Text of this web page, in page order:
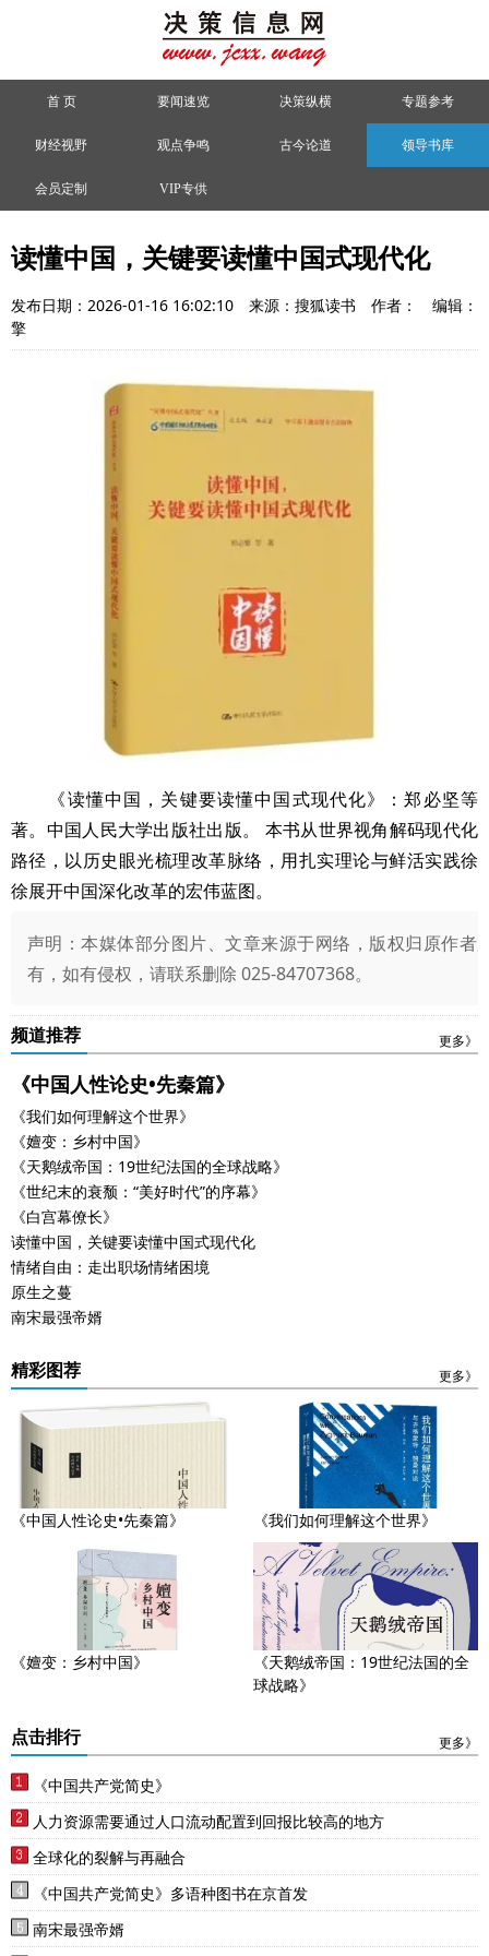
首 页 要闻速览 决策纵横 专题参考
财经视野 观点争鸣 古今论道 领导书库
会员定制 VIP专供
读懂中国，关键要读懂中国式现代化
发布日期：2026-01-16 16:02:10 来源：搜狐读书 作者：
编辑：
擎
《读懂中国，关键要读懂中国式现代化》：郑必坚等
著。中国人民大学出版社出版。 本书从世界视角解码现代化
路径，以历史眼光梳理改革脉络，用扎实理论与鲜活实践徐
徐展开中国深化改革的宏伟蓝图。
声明：本媒体部分图片、文章来源于网络，版权归原作者
有，如有侵权，请联系删除 025-84707368。
频道推荐 更多》
《中国人性论史•先秦篇》
《我们如何理解这个世界》
《嬗变：乡村中国》
《天鹅绒帝国：19世纪法国的全球战略》
《世纪末的衰颓：“美好时代”的序幕》
《白宫幕僚长》
读懂中国，关键要读懂中国式现代化
情绪自由：走出职场情绪困境
原生之蔓
南宋最强帝婿
精彩图荐 更多》
《中国人性论史•先秦篇》 《我们如何理解这个世界》
《嬗变：乡村中国》
《天鹅绒帝国：19世纪法国的全
球战略》
点击排行 更多》
《中国共产党简史》
人力资源需要通过人口流动配置到回报比较高的地方
全球化的裂解与再融合
《中国共产党简史》多语种图书在京首发
南宋最强帝婿